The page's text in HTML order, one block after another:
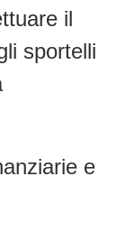
il
sportelli
e